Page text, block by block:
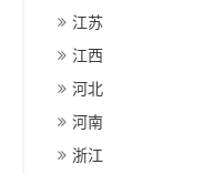
江苏
江西
河北
河南
浙江